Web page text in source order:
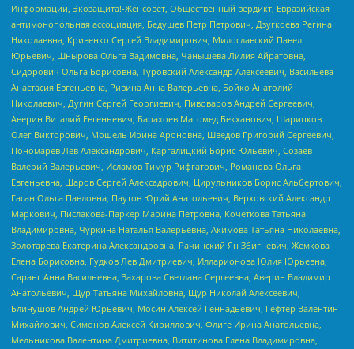
Информации, Экозащита!-Женсовет, Общественный вердикт, Евразийская
антимонопольная ассоциация, Бедушев Петр Петрович, Дзугкоева Регина
Николаевна, Кривенко Сергей Владимирович, Милославский Павел
Юрьевич, Шнырова Ольга Вадимовна, Чанышева Лилия Айратовна,
Сидорович Ольга Борисовна, Туровский Александр Алексеевич, Васильева
Анастасия Евгеньевна, Ривина Анна Валерьевна, Бойко Анатолий
Николаевич, Дугин Сергей Георгиевич, Пивоваров Андрей Сергеевич,
Аверин Виталий Евгеньевич, Барахоев Магомед Бекханович, Шарипков
Олег Викторович, Мошель Ирина Ароновна, Шведов Григорий Сергеевич,
Пономарев Лев Александрович, Каргалицкий Борис Юльевич, Созаев
Валерий Валерьевич, Исламов Тимур Рифгатович, Романова Ольга
Евгеньевна, Щаров Сергей Алексадрович, Цирульников Борис Альбертович,
Гасан Ольга Павловна, Паутов Юрий Анатольевич, Верховский Александр
Маркович, Пислакова-Паркер Марина Петровна, Кочеткова Татьяна
Владимировна, Чуркина Наталья Валерьевна, Акимова Татьяна Николаевна,
Золотарева Екатерина Александровна, Рачинский Ян Збигневич, Жемкова
Елена Борисовна, Гудков Лев Дмитриевич, Илларионова Юлия Юрьевна,
Саранг Анна Васильевна, Захарова Светлана Сергеевна, Аверин Владимир
Анатольевич, Щур Татьяна Михайловна, Щур Николай Алексеевич,
Блинушов Андрей Юрьевич, Мосин Алексей Геннадьевич, Гефтер Валентин
Михайлович, Симонов Алексей Кириллович, Флиге Ирина Анатольевна,
Мельникова Валентина Дмитриевна, Вититинова Елена Владимировна,